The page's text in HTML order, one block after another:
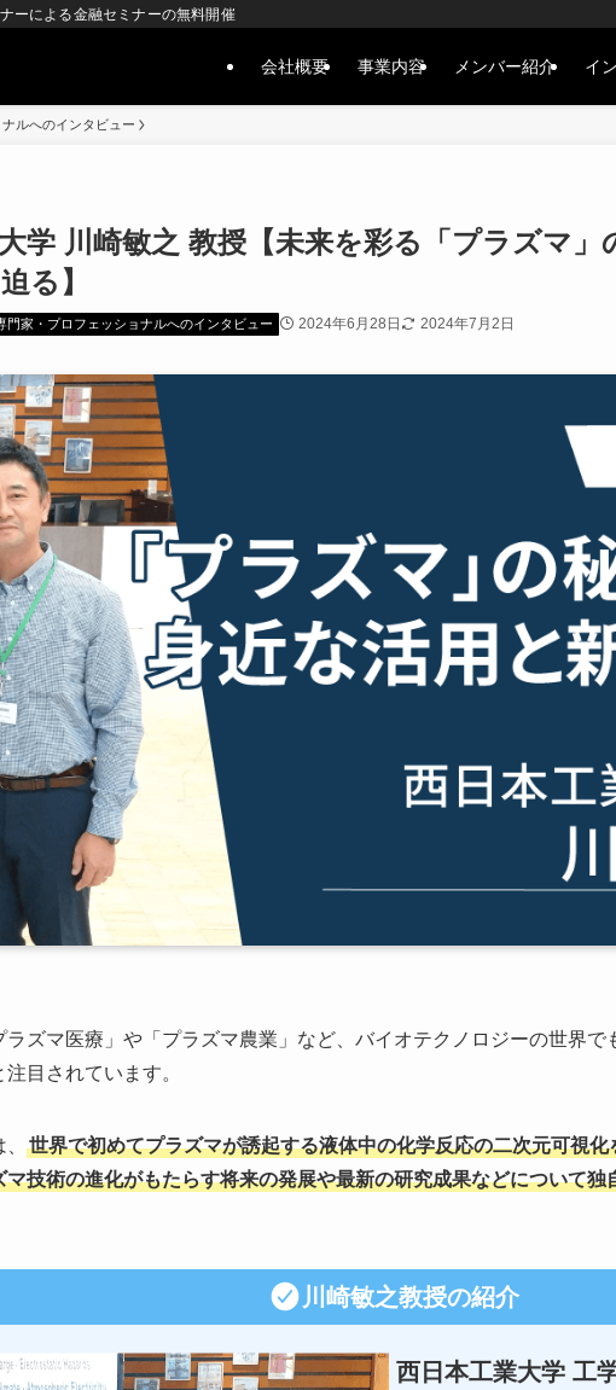
ーによる金融セミナーの無料開催
会社概要 事業内容 メンバー紹介 イ
ルへのインタビュー
学 川崎敏之 教授【未来を彩る「プラズマ」
る】
門家・プロフェッショナルへのインタビュー 2024年6月28日 2024年7月2日
ラズマ医療」や「プラズマ農業」など、バイオテクノロジーの世界で
目されています。
世界で初めてプラズマが誘起する液体中の化学反応の二次元可視
マ技術の進化がもたらす将来の発展や最新の研究成果などについて独
川崎敏之教授の紹介
西日本工業大学 工